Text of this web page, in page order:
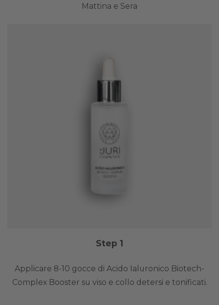
Mattina e Sera
Step 1
Applicare 8-10 gocce di Acido Ialuronico Biotech-
Complex Booster su viso e collo detersi e tonificati.